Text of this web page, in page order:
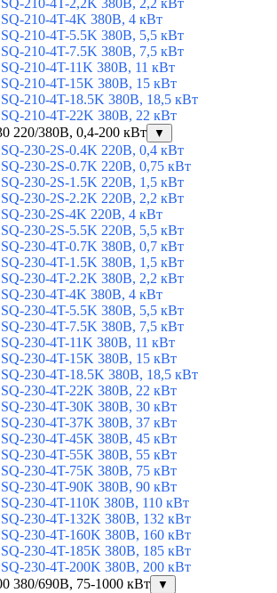
210-4T-2,2K 380В, 2,2 кВт
210-4T-4K 380В, 4 кВт
210-4T-5.5K 380В, 5,5 кВт
210-4T-7.5K 380В, 7,5 кВт
210-4T-11K 380В, 11 кВт
210-4T-15K 380В, 15 кВт
210-4T-18.5K 380В, 18,5 кВт
210-4T-22K 380В, 22 кВт
220/380В, 0,4-200 кВт
▼
230-2S-0.4K 220В, 0,4 кВт
230-2S-0.7K 220В, 0,75 кВт
230-2S-1.5K 220В, 1,5 кВт
230-2S-2.2K 220В, 2,2 кВт
230-2S-4K 220В, 4 кВт
230-2S-5.5K 220В, 5,5 кВт
230-4T-0.7K 380В, 0,7 кВт
230-4T-1.5K 380В, 1,5 кВт
230-4T-2.2K 380В, 2,2 кВт
230-4T-4K 380В, 4 кВт
230-4T-5.5K 380В, 5,5 кВт
230-4T-7.5K 380В, 7,5 кВт
230-4T-11K 380В, 11 кВт
230-4T-15K 380В, 15 кВт
230-4T-18.5K 380В, 18,5 кВт
230-4T-22K 380В, 22 кВт
230-4T-30K 380В, 30 кВт
230-4T-37K 380В, 37 кВт
230-4T-45K 380В, 45 кВт
230-4T-55K 380В, 55 кВт
230-4T-75K 380В, 75 кВт
230-4T-90K 380В, 90 кВт
230-4T-110K 380В, 110 кВт
230-4T-132K 380В, 132 кВт
230-4T-160K 380В, 160 кВт
230-4T-185K 380В, 185 кВт
230-4T-200K 380В, 200 кВт
380/690В, 75-1000 кВт
▼